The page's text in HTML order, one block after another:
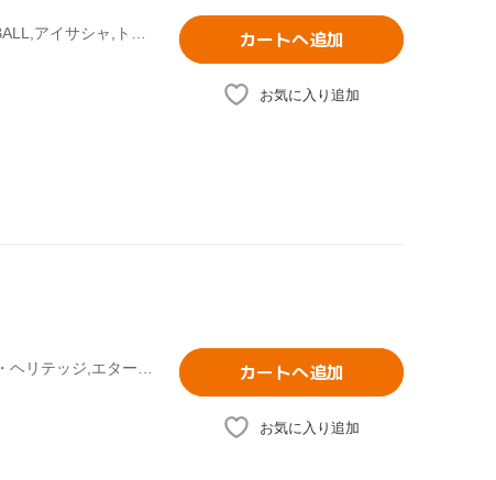
カートへ追加
お気に入り追加
カートへ追加
お気に入り追加